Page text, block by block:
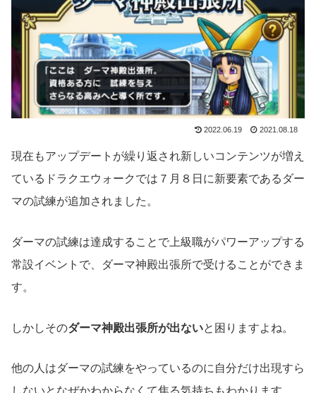
2022.06.19 2021.08.18
現在もアップデートが繰り返され新しいコンテンツが増え
ているドラクエウォークでは７月８日に新要素であるダー
マの試練が追加されました。
ダーマの試練は達成することで上級職がパワーアップする
常設イベントで、ダーマ神殿出張所で受けることができま
す。
しかしそのダーマ神殿出張所が出ないと困りますよね。
他の人はダーマの試練をやっているのに自分だけ出現すら